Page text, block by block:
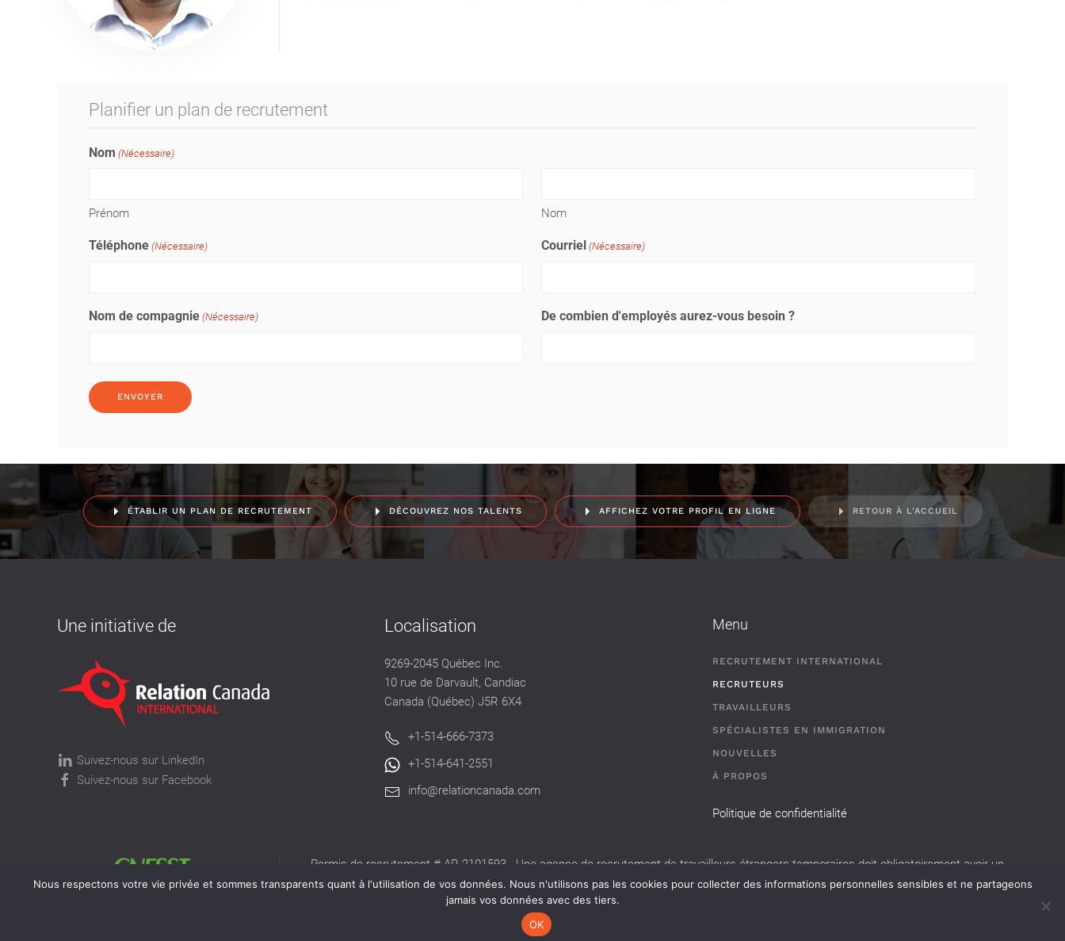
Planifier un plan de recrutement
Nom (Nécessaire)
Prénom Nom
Téléphone (Nécessaire) Courriel (Nécessaire)
Nom de compagnie (Nécessaire) De combien d'employés aurez-vous besoin ?
ÉTABLIR UN PLAN DE RECRUTEMENT DÉCOUVREZ NOS TALENTS AFFICHEZ VOTRE PROFIL EN LIGNE RETOUR À L'ACCUEIL
Une initiative de
Suivez-nous sur LinkedIn
Suivez-nous sur Facebook
Localisation
9269-2045 Québec Inc.
10 rue de Darvault, Candiac
Canada (Québec) J5R 6X4
+1-514-666-7373
+1-514-641-2551
info@relationcanada.com
Menu
RECRUTEMENT INTERNATIONAL
RECRUTEURS
TRAVAILLEURS
SPÉCIALISTES EN IMMIGRATION
NOUVELLES
À PROPOS
Politique de confidentialité
Permis de recrutement # AR-2101593 - Une agence de recrutement de travailleurs étrangers temporaires doit obligatoirement avoir un
permis valide délivré par la CNESST pour exercer ses activités au Québec.
Nous respectons votre vie privée et sommes transparents quant à l'utilisation de vos données. Nous n'utilisons pas les cookies pour collecter des informations personnelles sensibles et ne partageons
jamais vos données avec des tiers.
OK